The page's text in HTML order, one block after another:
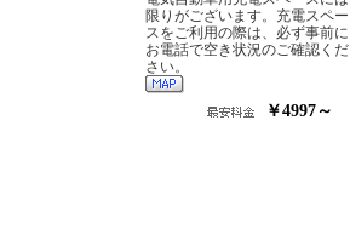
限りがございます。充電スペー
スをご利用の際は、必ず事前に
お電話で空き状況のご確認くだ
さい。
￥4997～